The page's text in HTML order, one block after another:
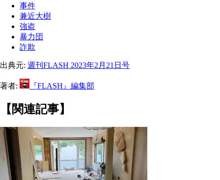
事件
兼近大樹
強盗
暴力団
詐欺
出典元: 週刊FLASH 2023年2月21日号
著者: 『FLASH』編集部
【関連記事】